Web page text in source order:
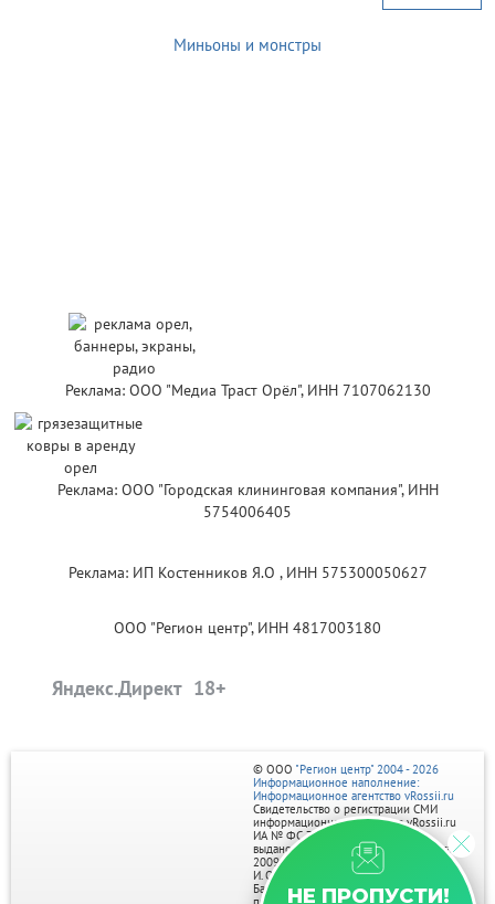
Миньоны и монстры
Реклама: ООО "Медиа Траст Орёл", ИНН 7107062130
Реклама: ООО "Городская клининговая компания", ИНН
5754006405
Реклама: ИП Костенников Я.О , ИНН 575300050627
ООО "Регион центр", ИНН 4817003180
Яндекс.Директ
НЕ ПРОПУСТИ!
© ООО "Регион центр" 2004 - 2026
Информационное наполнение:
Информационное агентство vRossii.ru
Свидетельство о регистрации СМИ
информационного агентства vRossii.ru
ИА № ФС 77‑35502
выдано РОСКОМНАДЗОРом 04 марта
2009г.
И. О. Главного редактора Нарыков А. Н.
Баннеры на портале размещаются на